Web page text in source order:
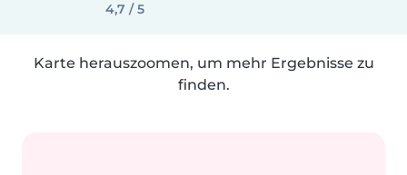
4,7 / 5
Karte herauszoomen, um mehr Ergebnisse zu
finden.